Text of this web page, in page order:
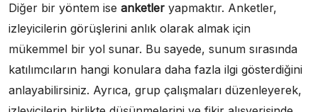
Diğer bir yöntem ise anketler yapmaktır. Anketler,
izleyicilerin görüşlerini anlık olarak almak için
mükemmel bir yol sunar. Bu sayede, sunum sırasında
katılımcıların hangi konulara daha fazla ilgi gösterdiğini
anlayabilirsiniz. Ayrıca, grup çalışmaları düzenleyerek,